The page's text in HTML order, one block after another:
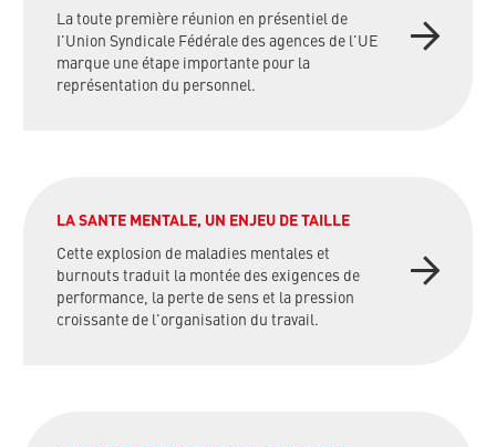
La toute première réunion en présentiel de
I'Union Syndicale Fédérale des agences de l'UE
marque une étape importante pour la
représentation du personnel.
LA SANTE MENTALE, UN ENJEU DE TAILLE
Cette explosion de maladies mentales et
burnouts traduit la montée des exigences de
performance, la perte de sens et la pression
croissante de l'organisation du travail.